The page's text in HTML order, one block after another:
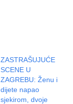
ZASTRAŠUJUĆE
SCENE U
ZAGREBU: Ženu i
dijete napao
sjekirom, dvoje